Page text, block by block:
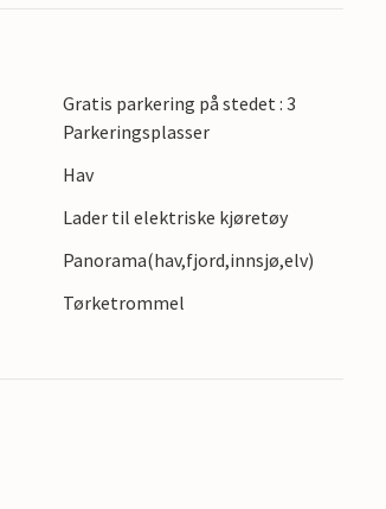
som kajakkpadling,
naturen rundt til fots eller på
fuglereservater.
Gratis parkering på stedet : 3
Parkeringsplasser
Hav
Lader til elektriske kjøretøy
Panorama(hav,fjord,innsjø,elv)
Tørketrommel